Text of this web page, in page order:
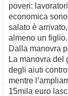
poveri:
economica
salato è
almeno un figlio.
Dalla manovra
La manovra del
degli aiuti
mentre
15mila euro